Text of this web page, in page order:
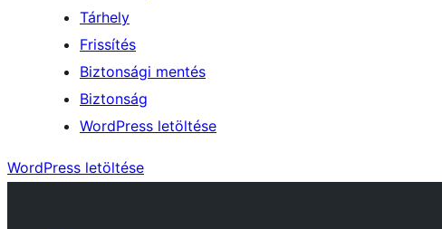
Tárhely
Frissítés
Biztonsági mentés
Biztonság
WordPress letöltése
WordPress letöltése